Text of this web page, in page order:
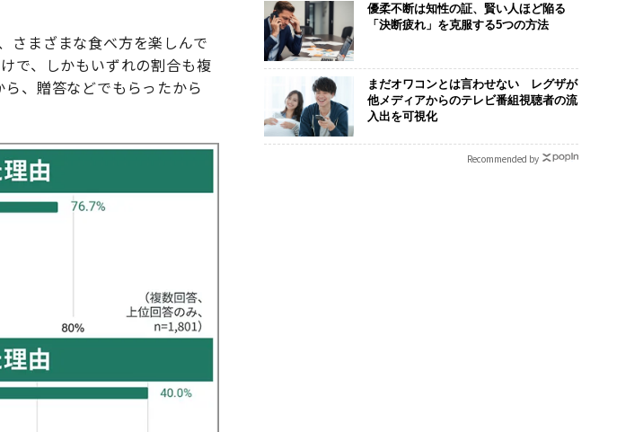
さまざまな食べ方を楽しんで
で、しかもいずれの割合も複
、贈答などでもらったから
優柔不断は知性の証、賢い人ほど陥る
「決断疲れ」を克服する5つの方法
まだオワコンとは言わせない レグザが
他メディアからのテレビ番組視聴者の流
入出を可視化
Recommended by